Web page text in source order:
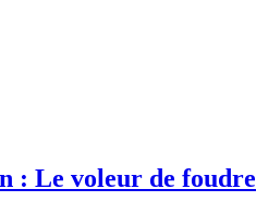
: Le voleur de foudre